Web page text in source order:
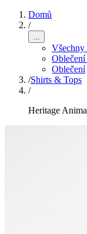
Domů
/
...
Všechny
Oblečení
/Shirts & Tops
/
Heritage